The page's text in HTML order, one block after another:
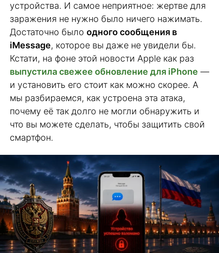
устройства. И самое неприятное: жертве для
заражения не нужно было ничего нажимать.
Достаточно было одного сообщения в
iMessage, которое вы даже не увидели бы.
Кстати, на фоне этой новости Apple как раз
выпустила свежее обновление для iPhone —
и установить его стоит как можно скорее. А
мы разбираемся, как устроена эта атака,
почему её так долго не могли обнаружить и
что вы можете сделать, чтобы защитить свой
смартфон.